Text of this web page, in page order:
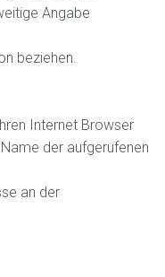
Angabe
beziehen.
Internet Browser
der aufgerufenen
an der